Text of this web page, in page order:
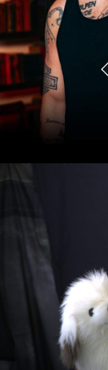
& Katastrofe.
Lørdag 4.Juli
Les mer
Søndag 5.Juli